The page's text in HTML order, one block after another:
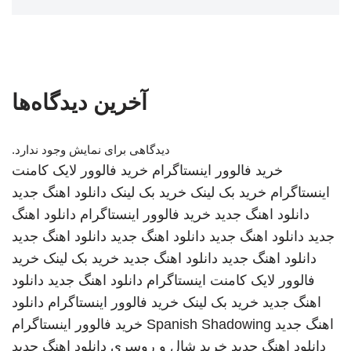
آخرین دیدگاه‌ها
دیدگاهی برای نمایش وجود ندارد.
خرید فالوور اینستاگرام خرید فالوور لایک کامنت
اینستاگرام خرید بک لینک خرید بک لینک دانلود اهنگ جدید
دانلود اهنگ جدید خرید فالوور اینستاگرام دانلود اهنگ
جدید دانلود اهنگ جدید دانلود اهنگ جدید دانلود اهنگ جدید
دانلود اهنگ جدید دانلود اهنگ جدید خرید بک لینک خرید
فالوور لایک کامنت اینستاگرام دانلود اهنگ جدید دانلود
اهنگ جدید خرید بک لینک خرید فالوور اینستاگرام دانلود
اهنگ جدید Spanish Shadowing خرید فالوور اینستاگرام
دانلود اهنگ جدید خرید شال و روسری دانلود اهنگ جدید